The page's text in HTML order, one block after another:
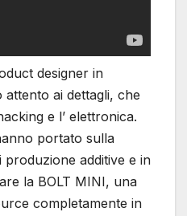
designer in
ai dettagli, che
e l’ elettronica.
portato sulla
produzione additive e in
la BOLT MINI, una
completamente in